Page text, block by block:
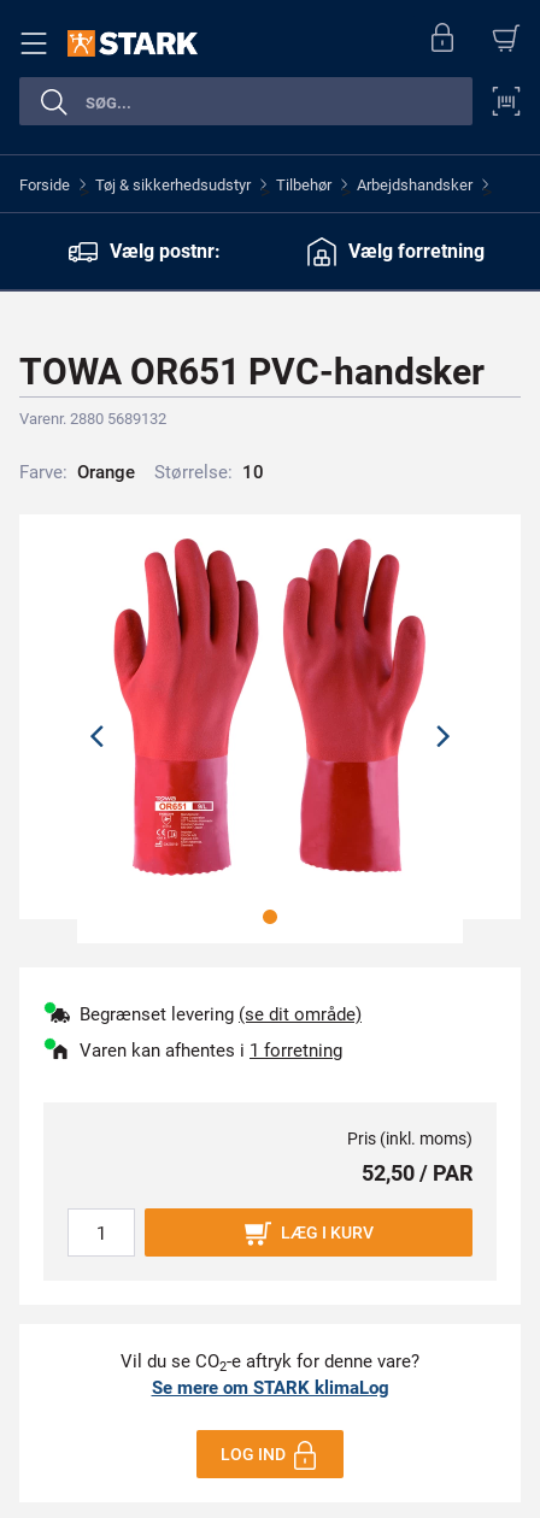
Forside > Tøj & sikkerhedsudstyr > Tilbehør > Arbejdshandsker >
Vælg postnr: Vælg forretning
TOWA OR651 PVC-handsker
Varenr. 2880 5689132
Farve: Orange Størrelse: 10
Begrænset levering (se dit område)
Varen kan afhentes i 1 forretning
Pris (inkl. moms)
52,50 / PAR
LÆG I KURV
Vil du se CO2-e aftryk for denne vare?
Se mere om STARK klimaLog
LOG IND